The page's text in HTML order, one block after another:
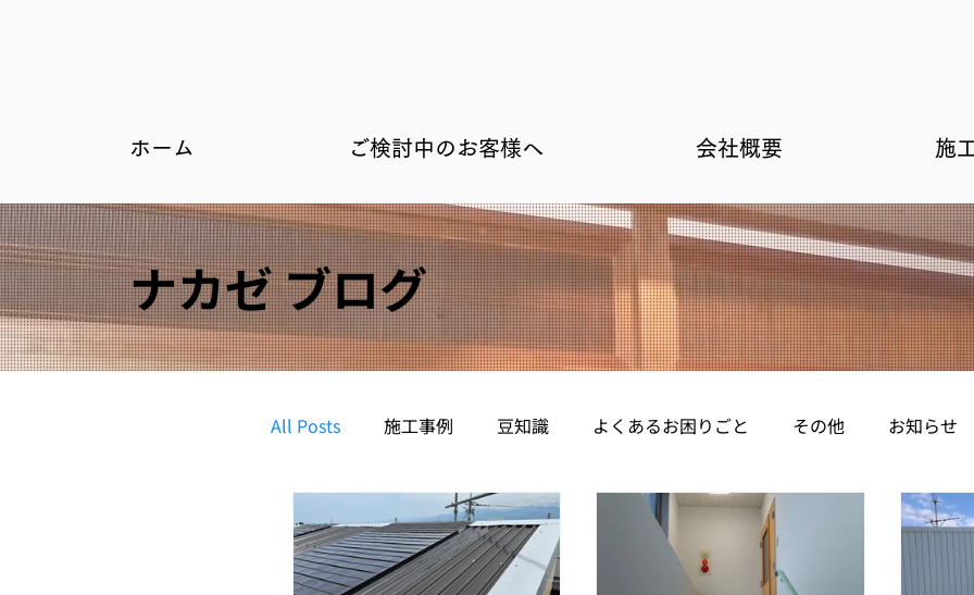
ホーム ご検討中のお客様へ 会社概要 施
​ナカゼ ブログ
All Posts 施工事例 豆知識 よくあるお困りごと その他 お知らせ